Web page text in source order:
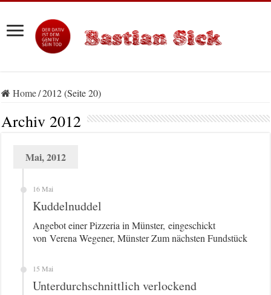
Home/2012 (Seite 20)
Archiv2012
Mai, 2012
16 Mai
Kuddelnuddel
Angebot einer Pizzeria in Münster, eingeschickt
von Verena Wegener, Münster Zum nächsten Fundstück
15 Mai
Unterdurchschnittlich verlockend